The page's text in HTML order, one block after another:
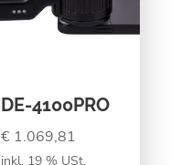
DE-4100PRO
€ 1.069,81
inkl. 19 % USt.